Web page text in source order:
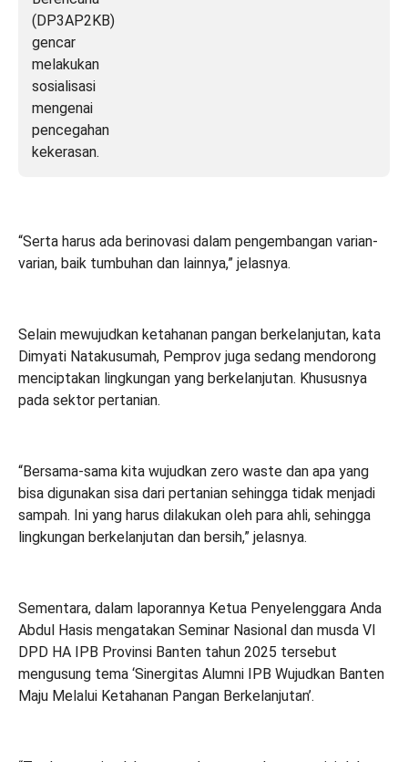
“Serta harus ada berinovasi dalam pengembangan varian-
varian, baik tumbuhan dan lainnya,” jelasnya.
Selain mewujudkan ketahanan pangan berkelanjutan, kata
Dimyati Natakusumah, Pemprov juga sedang mendorong
menciptakan lingkungan yang berkelanjutan. Khususnya
pada sektor pertanian.
“Bersama-sama kita wujudkan zero waste dan apa yang
bisa digunakan sisa dari pertanian sehingga tidak menjadi
sampah. Ini yang harus dilakukan oleh para ahli, sehingga
lingkungan berkelanjutan dan bersih,” jelasnya.
Sementara, dalam laporannya Ketua Penyelenggara Anda
Abdul Hasis mengatakan Seminar Nasional dan musda VI
DPD HA IPB Provinsi Banten tahun 2025 tersebut
mengusung tema ‘Sinergitas Alumni IPB Wujudkan Banten
Maju Melalui Ketahanan Pangan Berkelanjutan’.